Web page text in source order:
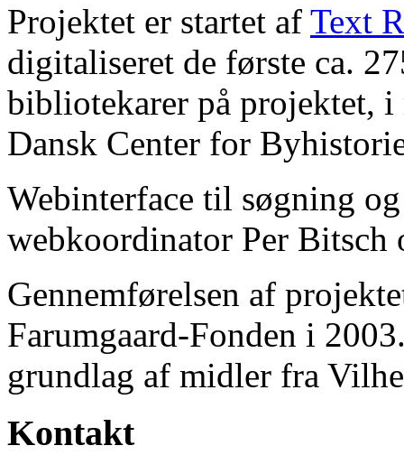
Projektet er startet af Text
digitaliseret de første ca.
bibliotekarer på projektet, i
Dansk Center for
Webinterface til søgning
webkoordinator Per Bitsch
Gennemførelsen af
Farumgaard-Fonden i
grundlag af midler fra
Kontakt